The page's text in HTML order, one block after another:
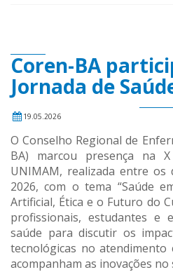
Coren-BA
Jornada de
19.05.2026
O Conselho Regional de
BA) marcou presença na
UNIMAM, realizada entre os
2026, com o tema “Saúde
Artificial, Ética e o Futuro do
profissionais, estudantes e
saúde para discutir os
tecnológicas no atendimento
acompanham as inovações no